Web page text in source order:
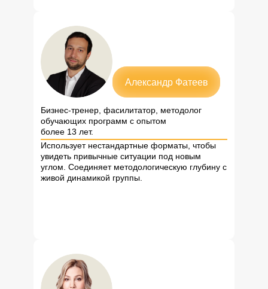
Александр Фатеев
Бизнес-тренер, фасилитатор, методолог
обучающих программ с опытом
более 13 лет.
Использует нестандартные форматы, чтобы
увидеть привычные ситуации под новым
углом. Соединяет методологическую глубину с
живой динамикой группы.